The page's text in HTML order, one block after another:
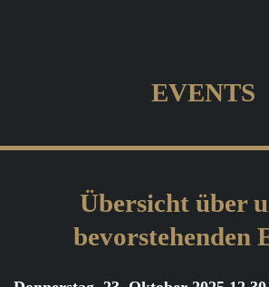
EVENTS
Übersicht über
bevorstehenden